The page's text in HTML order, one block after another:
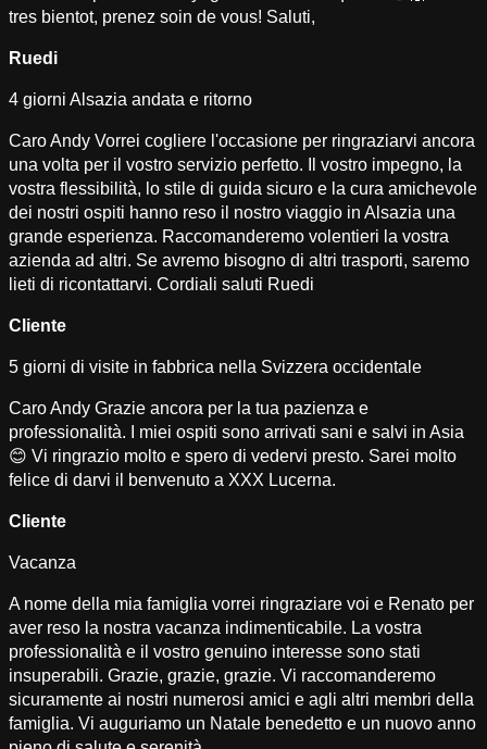
tres bientot, prenez soin de vous! Saluti,
Ruedi
4 giorni Alsazia andata e ritorno
Caro Andy Vorrei cogliere l'occasione per ringraziarvi ancora
una volta per il vostro servizio perfetto. Il vostro impegno, la
vostra flessibilità, lo stile di guida sicuro e la cura amichevole
dei nostri ospiti hanno reso il nostro viaggio in Alsazia una
grande esperienza. Raccomanderemo volentieri la vostra
azienda ad altri. Se avremo bisogno di altri trasporti, saremo
lieti di ricontattarvi. Cordiali saluti Ruedi
Cliente
5 giorni di visite in fabbrica nella Svizzera occidentale
Caro Andy Grazie ancora per la tua pazienza e
professionalità. I miei ospiti sono arrivati sani e salvi in Asia
😊 Vi ringrazio molto e spero di vedervi presto. Sarei molto
felice di darvi il benvenuto a XXX Lucerna.
Cliente
Vacanza
A nome della mia famiglia vorrei ringraziare voi e Renato per
aver reso la nostra vacanza indimenticabile. La vostra
professionalità e il vostro genuino interesse sono stati
insuperabili. Grazie, grazie, grazie. Vi raccomanderemo
sicuramente ai nostri numerosi amici e agli altri membri della
famiglia. Vi auguriamo un Natale benedetto e un nuovo anno